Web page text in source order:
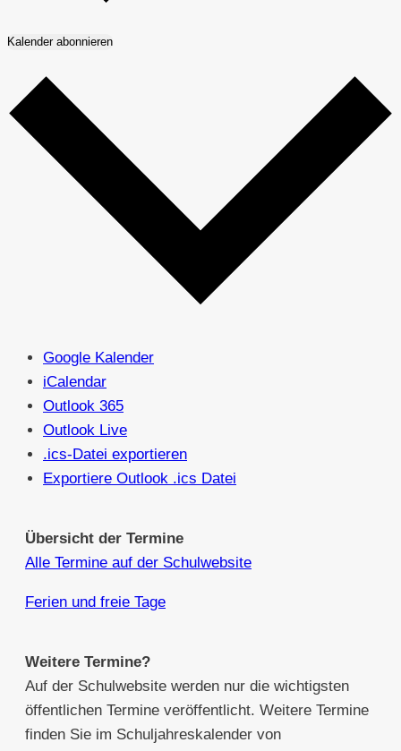
Kalender abonnieren
Google Kalender
iCalendar
Outlook 365
Outlook Live
.ics-Datei exportieren
Exportiere Outlook .ics Datei
Übersicht der Termine
Alle Termine auf der Schulwebsite
Ferien und freie Tage
Weitere Termine?
Auf der Schulwebsite werden nur die wichtigsten
öffentlichen Termine veröffentlicht. Weitere Termine
finden Sie im Schuljahreskalender von